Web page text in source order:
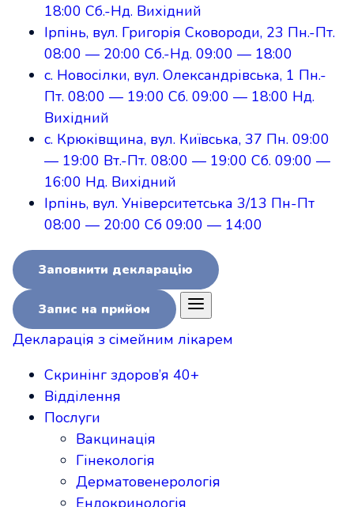
18:00 Сб.-Нд. Вихідний
Ірпінь, вул. Григорія Сковороди, 23 Пн.-Пт.
08:00 — 20:00 Сб.-Нд. 09:00 — 18:00
с. Новосілки, вул. Олександрівська, 1 Пн.-
Пт. 08:00 — 19:00 Сб. 09:00 — 18:00 Нд.
Вихідний
с. Крюківщина, вул. Київська, 37 Пн. 09:00
— 19:00 Вт.-Пт. 08:00 — 19:00 Сб. 09:00 —
16:00 Нд. Вихідний
Ірпінь, вул. Університетська 3/13 Пн-Пт
08:00 — 20:00 Сб 09:00 — 14:00
Заповнити декларацію
Запис на прийом
Декларація з сімейним лікарем
Скринінг здоров’я 40+
Відділення
Послуги
Вакцинація
Гінекологія
Дерматовенерологія
Ендокринологія